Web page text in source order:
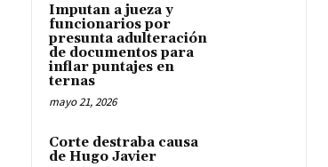
Imputan a jueza y
funcionarios por
presunta adulteración
de documentos para
inflar puntajes en
ternas
mayo 21, 2026
Corte destraba causa
de Hugo Javier